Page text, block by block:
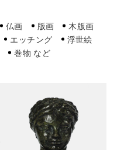
仏画 版画
木版画
エッチング
浮世絵
巻物